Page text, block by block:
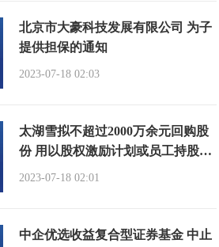
北京市大豪科技发展有限公司 为子
提供担保的通知
2023-07-18 02:03
太湖雪拟不超过2000万余元回购股
份 用以股权激励计划或员工持股计
划
2023-07-18 02:01
中企优选收益复合型证券基金 中止